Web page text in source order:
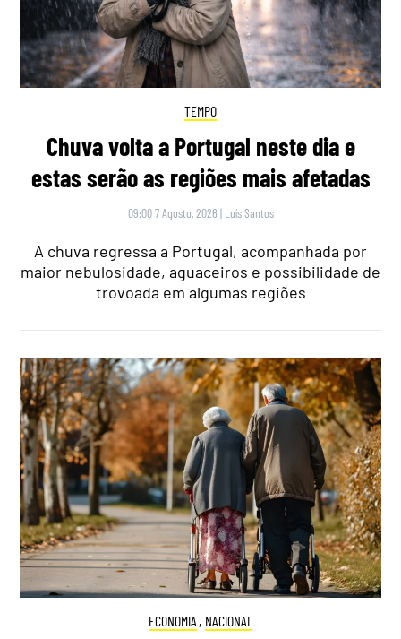
TEMPO
Chuva volta a Portugal neste dia e
estas serão as regiões mais afetadas
09:00 7 Agosto, 2026 | Luís Santos
A chuva regressa a Portugal, acompanhada por
maior nebulosidade, aguaceiros e possibilidade de
trovoada em algumas regiões
ECONOMIA , NACIONAL